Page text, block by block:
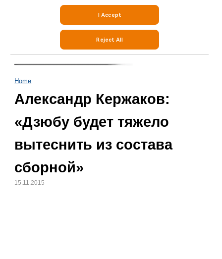
Home
Александр Кержаков:
«Дзюбу будет тяжело
вытеснить из состава
сборной»
15.11.2015